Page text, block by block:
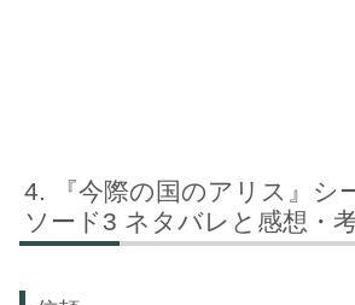
『今際の国のアリス』シ
ソード3 ネタバレと感想・